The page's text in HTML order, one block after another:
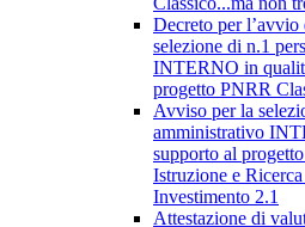
Decreto per
selezione di n.1
INTERNO in
progetto PNRR
Avviso per la
amministrativo
supporto al
Istruzione e
Investimento 2.1
Attestazione di